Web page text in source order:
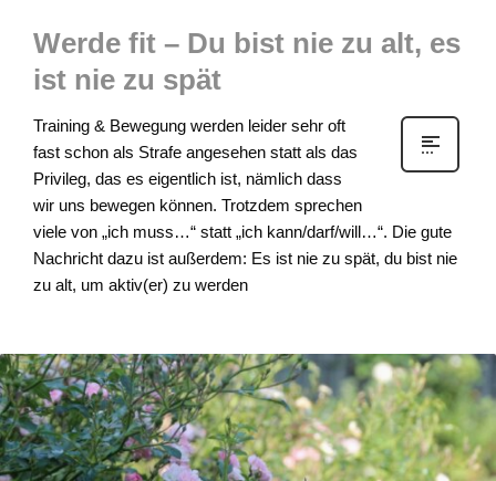
Werde fit – Du bist nie zu alt, es
ist nie zu spät
Training & Bewegung werden leider sehr oft
fast schon als Strafe angesehen statt als das
Privileg, das es eigentlich ist, nämlich dass
wir uns bewegen können. Trotzdem sprechen
viele von „ich muss…“ statt „ich kann/darf/will…“. Die gute
Nachricht dazu ist außerdem: Es ist nie zu spät, du bist nie
zu alt, um aktiv(er) zu werden